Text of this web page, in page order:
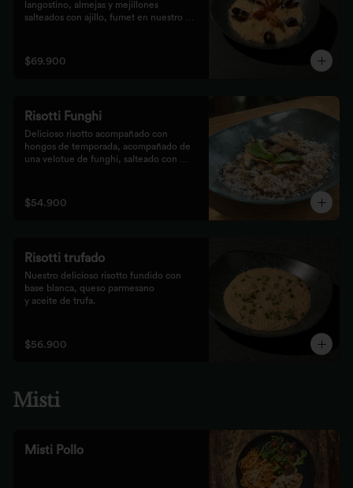
langostino, almejas y mejillones
salteados con ajillo, fumet en nuestro
$69.900
Risotti Funghi
Delicioso risotto acompañado con
hongos de temporada, acompañado de
una velotue de funghi, salteado con
$54.900
Risotti trufado
Nuestro delicioso risotto fundido con
base blanca, queso parmesano
y aceite de trufa.
$56.900
Misti
Misti Pollo